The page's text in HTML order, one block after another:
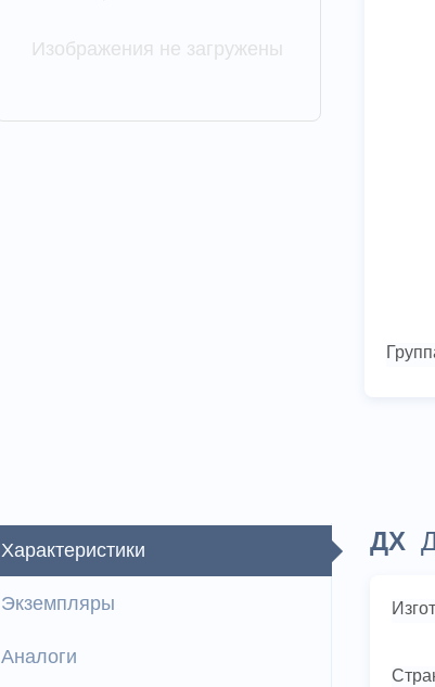
Изображения не загружены
Характеристики
Экземпляры
Аналоги
ДХ